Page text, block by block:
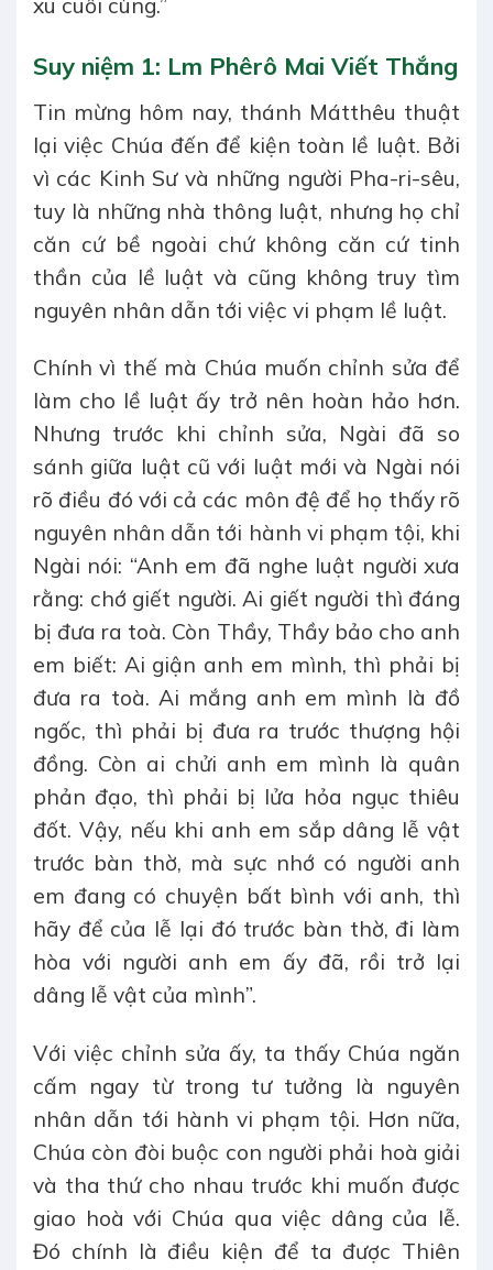
Suy niệm 1: Lm Phêrô Mai Viết Thắng
Tin mừng hôm nay, thánh Mátthêu thuật
lại việc Chúa đến để kiện toàn lề luật. Bởi
vì các Kinh Sư và những người Pha-ri-sêu,
tuy là những nhà thông luật, nhưng họ chỉ
căn cứ bề ngoài chứ không căn cứ tinh
thần của lề luật và cũng không truy tìm
nguyên nhân dẫn tới việc vi phạm lề luật.
Chính vì thế mà Chúa muốn chỉnh sửa để
làm cho lề luật ấy trở nên hoàn hảo hơn.
Nhưng trước khi chỉnh sửa, Ngài đã so
sánh giữa luật cũ với luật mới và Ngài nói
rõ điều đó với cả các môn đệ để họ thấy rõ
nguyên nhân dẫn tới hành vi phạm tội, khi
Ngài nói: “Anh em đã nghe luật người xưa
rằng: chớ giết người. Ai giết người thì đáng
bị đưa ra toà. Còn Thầy, Thầy bảo cho anh
em biết: Ai giận anh em mình, thì phải bị
đưa ra toà. Ai mắng anh em mình là đồ
ngốc, thì phải bị đưa ra trước thượng hội
đồng. Còn ai chửi anh em mình là quân
phản đạo, thì phải bị lửa hỏa ngục thiêu
đốt. Vậy, nếu khi anh em sắp dâng lễ vật
trước bàn thờ, mà sực nhớ có người anh
em đang có chuyện bất bình với anh, thì
hãy để của lễ lại đó trước bàn thờ, đi làm
hòa với người anh em ấy đã, rồi trở lại
dâng lễ vật của mình”.
Với việc chỉnh sửa ấy, ta thấy Chúa ngăn
cấm ngay từ trong tư tưởng là nguyên
nhân dẫn tới hành vi phạm tội. Hơn nữa,
Chúa còn đòi buộc con người phải hoà giải
và tha thứ cho nhau trước khi muốn được
giao hoà với Chúa qua việc dâng của lễ.
Đó chính là điều kiện để ta được Thiên